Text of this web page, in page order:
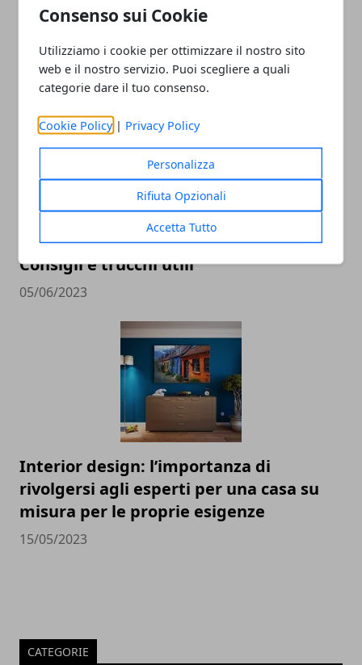
Consenso sui Cookie
Utilizziamo i cookie per ottimizzare il nostro sito
web e il nostro servizio. Puoi scegliere a quali
categorie dare il tuo consenso.
Cookie Policy | Privacy Policy
Personalizza
Rifiuta Opzionali
Accetta Tutto
Come acquistare un’auto usata in
24/02/2024
Come trovare vacanze a basso prezzo?
Consigli e trucchi utili
05/06/2023
Interior design: l’importanza di
rivolgersi agli esperti per una casa su
misura per le proprie esigenze
15/05/2023
CATEGORIE